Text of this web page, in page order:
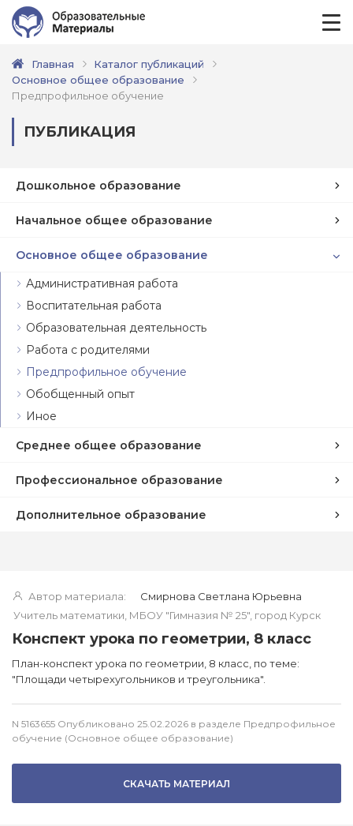
Главная
Каталог публикаций
Основное общее образование
Предпрофильное обучение
ПУБЛИКАЦИЯ
Дошкольное образование
Начальное общее образование
Основное общее образование
Административная работа
Воспитательная работа
Образовательная деятельность
Работа с родителями
Предпрофильное обучение
Обобщенный опыт
Иное
Среднее общее образование
Профессиональное образование
Дополнительное образование
Автор материала:
Смирнова Светлана Юрьевна
Учитель математики, МБОУ "Гимназия № 25", город Курск
Конспект урока по геометрии, 8 класс
План-конспект урока по геометрии, 8 класс, по теме:
"Площади четырехугольников и треугольника".
N 5163655 Опубликовано 25.02.2026 в разделе Предпрофильное
обучение (Основное общее образование)
СКАЧАТЬ МАТЕРИАЛ